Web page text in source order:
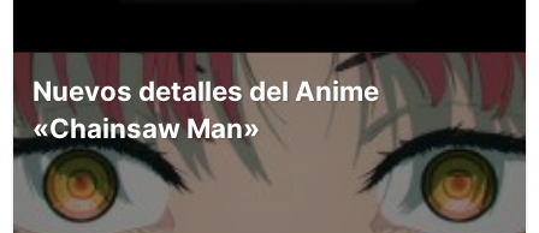
Nuevos detalles del Anime
«Chainsaw Man»